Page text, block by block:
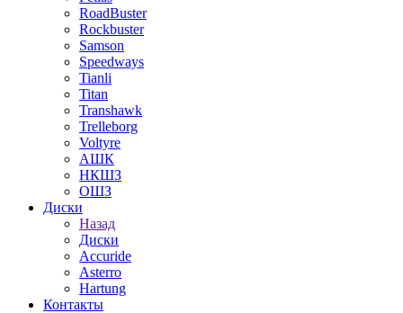
RoadBuster
Rockbuster
Samson
Speedways
Tianli
Titan
Transhawk
Trelleborg
Voltyre
АШК
НКШЗ
ОШЗ
Диски
Назад
Диски
Accuride
Asterro
Hartung
Контакты